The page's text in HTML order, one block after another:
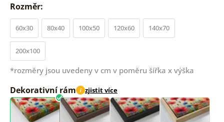
Rozměr:
60x30 80x40 100x50 120x60 140x70
200x100
*rozměry jsou uvedeny v cm v poměru šířka x výška
Dekorativní rám i zjistit více